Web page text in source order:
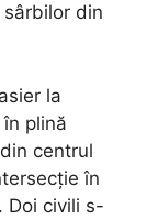
din
la
în plină
centrul
în
. Doi civili s-